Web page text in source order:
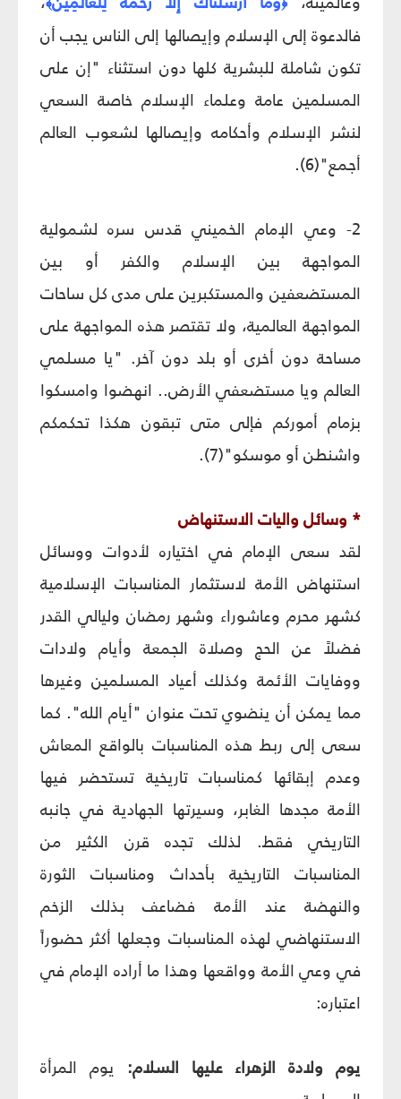
فالدعوة إلى الإسلام وإيصالها إلى الناس يجب أن
تكون شاملة للبشرية كلها دون استثناء "إن على
المسلمين عامة وعلماء الإسلام خاصة السعي
لنشر الإسلام وأحكامه وإيصالها لشعوب العالم
أجمع"(6).
2- وعي الإمام الخميني قدس سره لشمولية
المواجهة بين الإسلام والكفر أو بين
المستضعفين والمستكبرين على مدى كل ساحات
المواجهة العالمية، ولا تقتصر هذه المواجهة على
مساحة دون أخرى أو بلد دون آخر. "يا مسلمي
العالم ويا مستضعفي الأرض.. انهضوا وامسكوا
بزمام أموركم فإلى متى تبقون هكذا تحكمكم
واشنطن أو موسكو"(7).
* وسائل واليات الاستنهاض‏
لقد سعى الإمام في اختياره لأدوات ووسائل
استنهاض الأمة لاستثمار المناسبات الإسلامية
كشهر محرم وعاشوراء وشهر رمضان وليالي القدر
فضلاً عن الحج وصلاة الجمعة وأيام ولادات
ووفايات الأئمة وكذلك أعياد المسلمين وغيرها
مما يمكن أن ينضوي تحت عنوان "أيام الله". كما
سعى إلى ربط هذه المناسبات بالواقع المعاش
وعدم إبقائها كمناسبات تاريخية تستحضر فيها
الأمة مجدها الغابر، وسيرتها الجهادية في جانبه
التاريخي فقط. لذلك تجده قرن الكثير من
المناسبات التاريخية بأحداث ومناسبات الثورة
والنهضة عند الأمة فضاعف بذلك الزخم
الاستنهاضي لهذه المناسبات وجعلها أكثر حضوراً
في وعي الأمة وواقعها وهذا ما أراده الإمام في
اعتباره:
يوم ولادة الزهراء عليها السلام: يوم المرأة